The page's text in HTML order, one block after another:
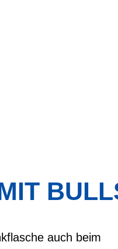
auch beim